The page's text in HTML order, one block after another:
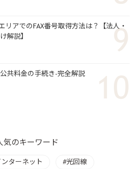
リアでのFAX番号取得方法は？【法人・
解説】
公共料金の手続き-完全解説
気のキーワード
ターネット 光回線